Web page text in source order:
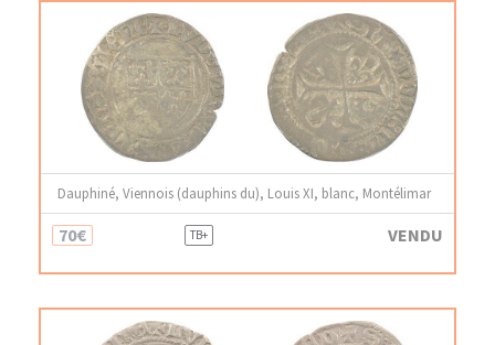
Dauphiné, Viennois (dauphins du), Louis XI, blanc, Montélimar
70€ TB+ VENDU